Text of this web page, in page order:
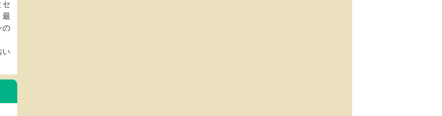
セ
最
の
い